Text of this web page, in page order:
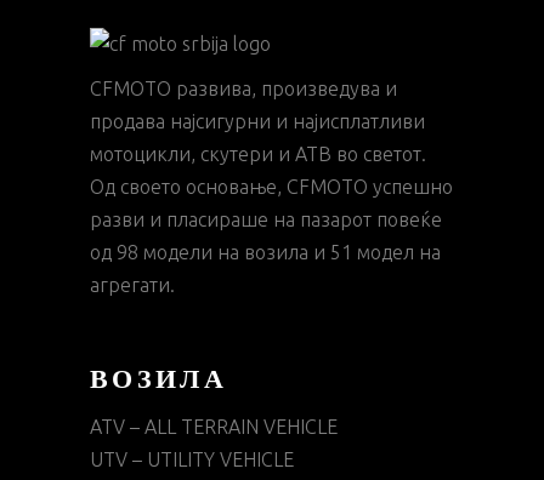
CFMOTO развива, произведува и
продава најсигурни и најисплатливи
мотоцикли, скутери и АТВ во светот.
Од своето основање, CFMOTO успешно
разви и пласираше на пазарот повеќе
од 98 модели на возила и 51 модел на
агрегати.
ВОЗИЛА
ATV – ALL TERRAIN VEHICLE
UTV – UTILITY VEHICLE